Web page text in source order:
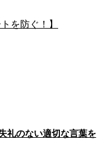
を防ぐ！】
礼のない適切な言葉を